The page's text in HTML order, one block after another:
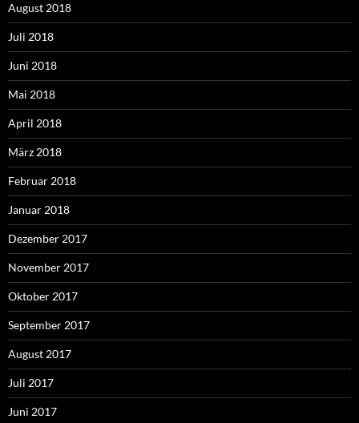
August 2018
Juli 2018
Juni 2018
Mai 2018
April 2018
März 2018
Februar 2018
Januar 2018
Dezember 2017
November 2017
Oktober 2017
September 2017
August 2017
Juli 2017
Juni 2017